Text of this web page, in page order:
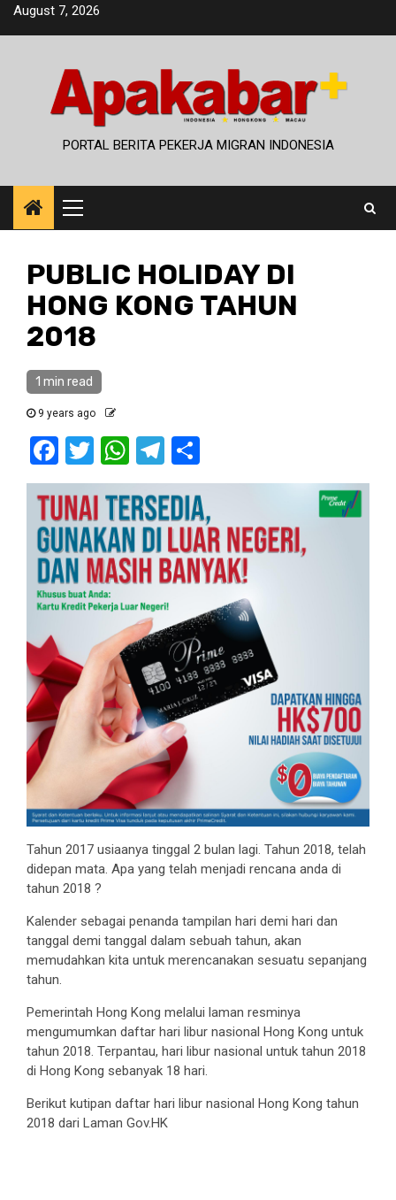
SkipAugust 7, 2026
PORTAL BERITA PEKERJA MIGRAN INDONESIA
Primary
Menu
PUBLIC HOLIDAY DI
HONG KONG TAHUN
2018
1 min read
9 years ago
Facebook
Twitter
WhatsApp
Telegram
Tahun 2017 usiaanya tinggal 2 bulan lagi. Tahun 2018, telah
didepan mata. Apa yang telah menjadi rencana anda di
tahun 2018 ?
Kalender sebagai penanda tampilan hari demi hari dan
tanggal demi tanggal dalam sebuah tahun, akan
memudahkan kita untuk merencanakan sesuatu sepanjang
tahun.
Pemerintah Hong Kong melalui laman resminya
mengumumkan daftar hari libur nasional Hong Kong untuk
tahun 2018. Terpantau, hari libur nasional untuk tahun 2018
di Hong Kong sebanyak 18 hari.
Berikut kutipan daftar hari libur nasional Hong Kong tahun
2018 dari Laman Gov.HK